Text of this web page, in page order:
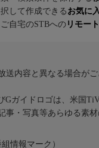
して作成できる お気に
自宅のSTBへの リモー
内容と異なる場合がご
Gガイドロゴは、米国
事・写真等あらゆる素
情報マーク）